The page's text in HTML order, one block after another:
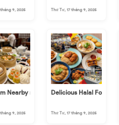
9, 2025 Thứ Tư, 17 tháng 9, 2025
me
Nearby me in Singapore
9, 2025
Delicious Halal Food in
Thứ Tư, 17 tháng 9, 2025